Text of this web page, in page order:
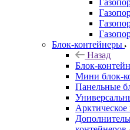
Блок-контейнеры
Назад
Блок-
Мини блок-
Панельные